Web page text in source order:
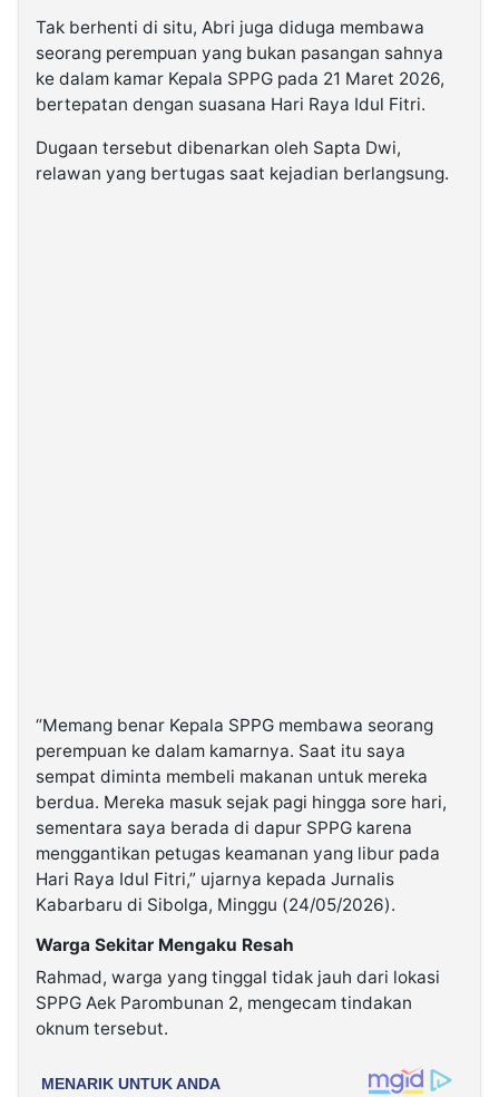
Tak berhenti di situ, Abri juga diduga membawa
seorang perempuan yang bukan pasangan sahnya
ke dalam kamar Kepala SPPG pada 21 Maret 2026,
bertepatan dengan suasana Hari Raya Idul Fitri.
Dugaan tersebut dibenarkan oleh Sapta Dwi,
relawan yang bertugas saat kejadian berlangsung.
“Memang benar Kepala SPPG membawa seorang
perempuan ke dalam kamarnya. Saat itu saya
sempat diminta membeli makanan untuk mereka
berdua. Mereka masuk sejak pagi hingga sore hari,
sementara saya berada di dapur SPPG karena
menggantikan petugas keamanan yang libur pada
Hari Raya Idul Fitri,” ujarnya kepada Jurnalis
Kabarbaru di Sibolga, Minggu (24/05/2026).
Warga Sekitar Mengaku Resah
Rahmad, warga yang tinggal tidak jauh dari lokasi
SPPG Aek Parombunan 2, mengecam tindakan
oknum tersebut.